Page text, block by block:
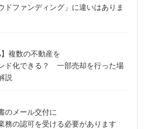
ドファンディング」に違いはありま
】複数の不動産を
ド化できる？ 一部売却を行った場
説
のメール交付に
務の認可を受ける必要があります